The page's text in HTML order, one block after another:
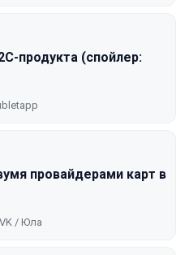
продукта (спойлер:
провайдерами карт в
VK / Юла